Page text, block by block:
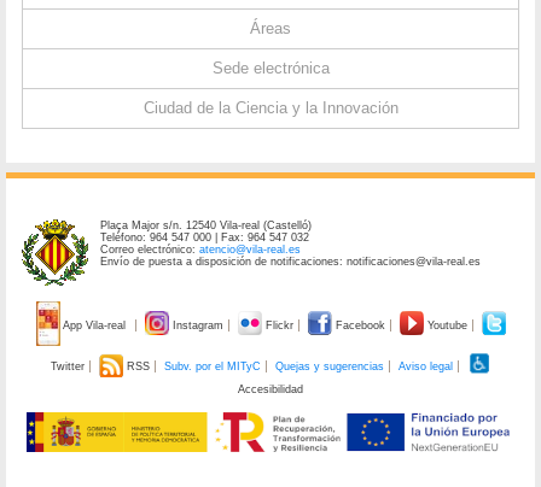
Áreas
Sede electrónica
Ciudad de la Ciencia y la Innovación
Plaça Major s/n. 12540 Vila-real (Castelló)
Teléfono: 964 547 000 | Fax: 964 547 032
Correo electrónico:atencio@vila-real.es
Envío de puesta a disposición de notificaciones: notificaciones@vila-real.es
App Vila-real Instagram Flickr Facebook Youtube
Twitter RSS Subv. por el MITyC Quejas y sugerencias
Aviso legal
Accesibilidad